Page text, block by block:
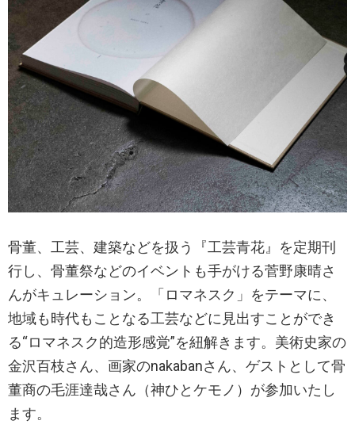
骨董、工芸、建築などを扱う『工芸青花』を定期刊
行し、骨董祭などのイベントも手がける菅野康晴さ
んがキュレーション。「ロマネスク」をテーマに、
地域も時代もことなる工芸などに見出すことができ
る“ロマネスク的造形感覚”を紐解きます。美術史家の
金沢百枝さん、画家のnakabanさん、ゲストとして骨
董商の毛涯達哉さん（神ひとケモノ）が参加いたし
ます。